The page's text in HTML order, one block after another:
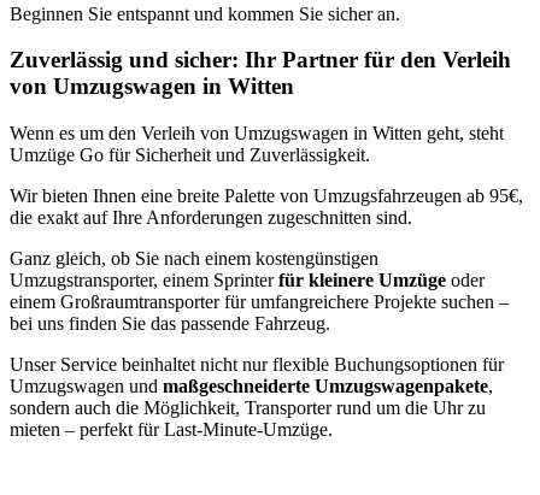
Beginnen Sie entspannt und kommen Sie sicher an.
Zuverlässig und sicher: Ihr Partner für den Verleih
von Umzugswagen in Witten
Wenn es um den Verleih von Umzugswagen in Witten geht, steht
Umzüge Go für Sicherheit und Zuverlässigkeit.
Wir bieten Ihnen eine breite Palette von Umzugsfahrzeugen ab 95€,
die exakt auf Ihre Anforderungen zugeschnitten sind.
Ganz gleich, ob Sie nach einem kostengünstigen
Umzugstransporter, einem Sprinterfür kleinere Umzüge oder
einem Großraumtransporter für umfangreichere Projekte suchen –
bei uns finden Sie das passende Fahrzeug.
Unser Service beinhaltet nicht nur flexible Buchungsoptionen für
Umzugswagen und maßgeschneiderte Umzugswagenpakete,
sondern auch die Möglichkeit, Transporter rund um die Uhr zu
mieten – perfekt für Last-Minute-Umzüge.